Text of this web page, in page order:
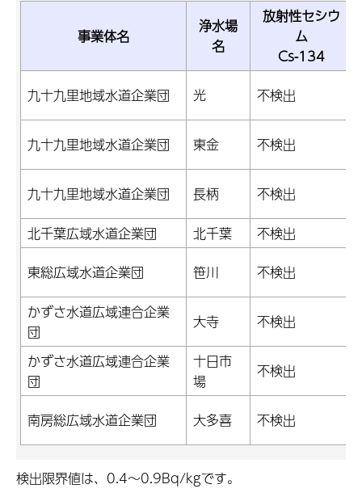
事業体名
浄水場
名
放射性セシウ
ム
Cs-134
九十九里地域水道企業団
光 不検出
九十九里地域水道企業団 東金 不検出
九十九里地域水道企業団 長柄 不検出
北千葉広域水道企業団
北千葉 不検出
東総広域水道企業団
笹川 不検出
かずさ水道広域連合企業
団
大寺 不検出
かずさ水道広域連合企業
団
十日市
場
不検出
南房総広域水道企業団 大多喜 不検出
検出限界値は、0.4～0.9Bq/kgです。